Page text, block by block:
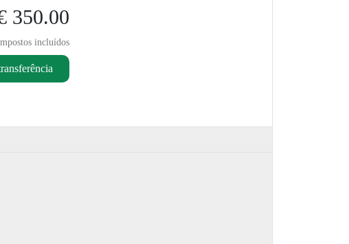
350.00
incluídos